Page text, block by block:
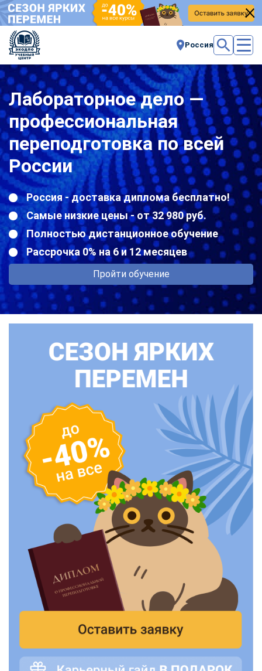
Россия
Лабораторное дело —
профессиональная
переподготовка по всей
России
Россия - доставка диплома бесплатно!
Самые низкие цены - от 32 980 руб.
Полностью дистанционное обучение
Рассрочка 0% на 6 и 12 месяцев
Пройти обучение